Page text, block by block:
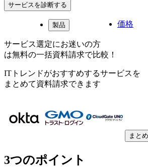
サービスを診断する
製品 価格
サービス選定にお迷いの方
は無料の一括資料請求で比較！
ITトレンドがおすすめするサービスを
まとめて資料請求できます
まと
3つのポイント